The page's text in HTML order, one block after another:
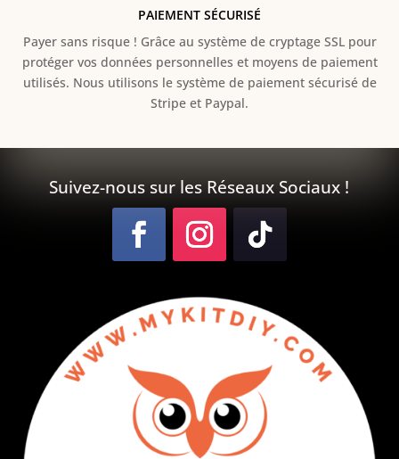
PAIEMENT SÉCURISÉ
Payer sans risque ! Grâce au système de cryptage SSL pour
protéger vos données personnelles et moyens de paiement
utilisés. Nous utilisons le système de paiement sécurisé de
Stripe et Paypal.
Suivez-nous sur les Réseaux Sociaux !